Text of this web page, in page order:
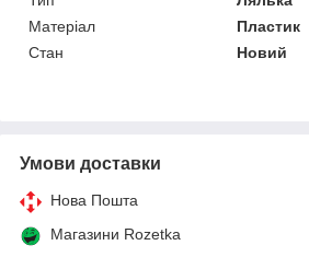
Матеріал
Пластик
Стан
Новий
Умови доставки
Нова Пошта
Магазини Rozetka